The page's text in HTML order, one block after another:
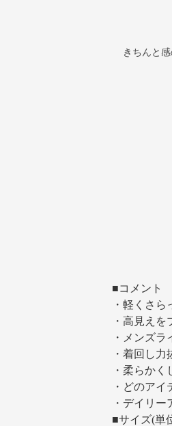
きちんと
■コメント
・軽くさら
・高見え
・メンズ
・着回し力
・柔らかく
・どのア
・デイリ
■サイズ(単